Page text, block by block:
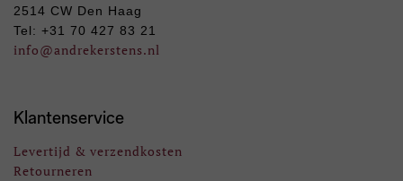
2514 CW Den Haag
Tel: +31 70 427 83 21
info@andrekerstens.nl
Klantenservice
Levertijd & verzendkosten
Retourneren